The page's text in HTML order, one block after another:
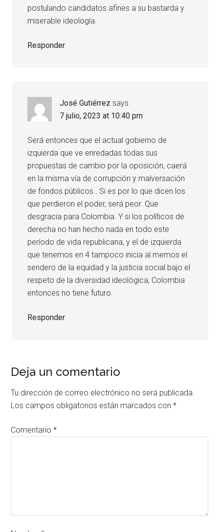
postulando candidatos afines a su bastarda y
miserable ideología.
Responder
José Gutiérrez says
7 julio, 2023 at 10:40 pm
Será entonces que el actual gobierno de
izquierda que ve enredadas todas sus
propuestas de cambio por la oposición, caerá
en la misma vía de corrupción y malversación
de fondos públicos . Si es por lo que dicen los
que perdieron el poder, será peor. Que
desgracia para Colombia. Y si los políticos de
derecha no han hecho nada en todo este
período de vida republicana, y el de izquierda
que tenemos en 4 tampoco inicia al.memos el
sendero de la equidad y la justicia social bajo el
respeto de la diversidad ideológica, Colombia
entonces no tiene futuro.
Responder
Deja un comentario
Tu dirección de correo electrónico no será publicada.
Los campos obligatorios están marcados con*
Comentario*